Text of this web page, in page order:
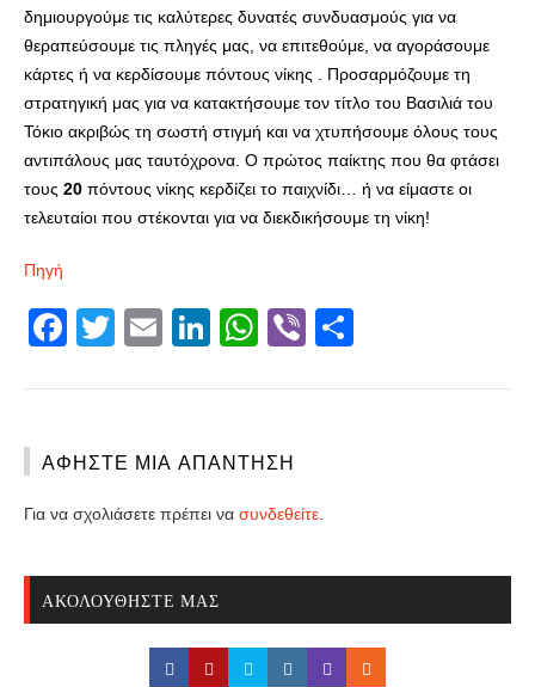
δημιουργούμε τις καλύτερες δυνατές συνδυασμούς για να
θεραπεύσουμε τις πληγές μας, να επιτεθούμε, να αγοράσουμε
κάρτες ή να κερδίσουμε πόντους νίκης . Προσαρμόζουμε τη
στρατηγική μας για να κατακτήσουμε τον τίτλο του Βασιλιά του
Τόκιο ακριβώς τη σωστή στιγμή και να χτυπήσουμε όλους τους
αντιπάλους μας ταυτόχρονα. Ο πρώτος παίκτης που θα φτάσει
τους 20 πόντους νίκης κερδίζει το παιχνίδι… ή να είμαστε οι
τελευταίοι που στέκονται για να διεκδικήσουμε τη νίκη!
Πηγή
Facebook
Twitter
EmailLinkedIn
WhatsApp
Viber
ΑΦΉΣΤΕ ΜΙΑ ΑΠΆΝΤΗΣΗ
Για να σχολιάσετε πρέπει να συνδεθείτε
ΑΚΟΛΟΥΘΉΣΤΕ ΜΑΣ